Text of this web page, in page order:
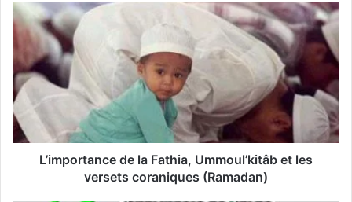
o
t
e
a
d
r
e
L’importance de la Fathia, Ummoul’kitâb et les
versets coraniques (Ramadan)